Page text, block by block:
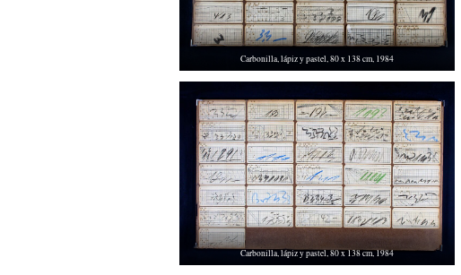
Carbonilla, lápiz y pastel, 80 x 138 cm, 1984
Carbonilla, lápiz y pastel, 80 x 138 cm, 1984